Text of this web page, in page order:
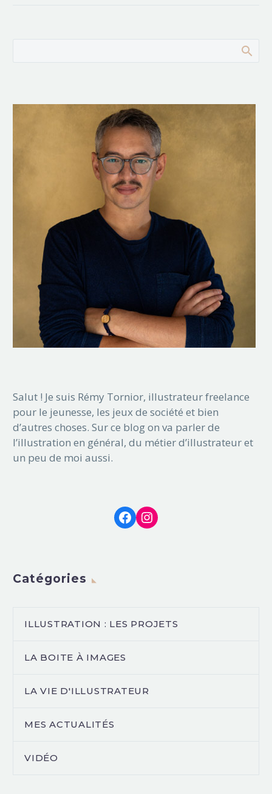
Salut ! Je suis Rémy Tornior, illustrateur freelance
pour le jeunesse, les jeux de société et bien
d’autres choses. Sur ce blog on va parler de
l’illustration en général, du métier d’illustrateur et
un peu de moi aussi.
Facebook
Instagram
Catégories
ILLUSTRATION : LES PROJETS
LA BOITE À IMAGES
LA VIE D'ILLUSTRATEUR
MES ACTUALITÉS
VIDÉO